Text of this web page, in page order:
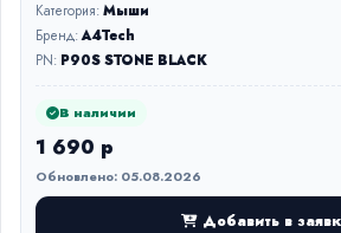
Категория:Мыши
Бренд:A4Tech
PN: P90S STONE BLACK
В наличии
1 690 р
Обновлено: 05.08.2026
Добавить в